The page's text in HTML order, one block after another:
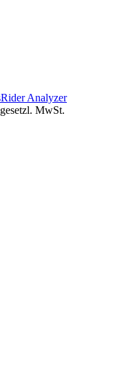
Rider Analyzer
MwSt.